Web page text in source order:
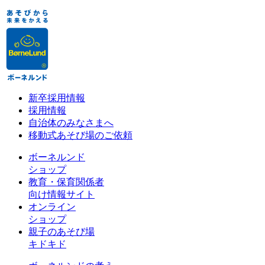
新卒採用情報
採用情報
自治体のみなさまへ
移動式あそび場のご依頼
ボーネルンド
ショップ
教育・保育関係者
向け情報サイト
オンライン
ショップ
親子のあそび場
キドキド